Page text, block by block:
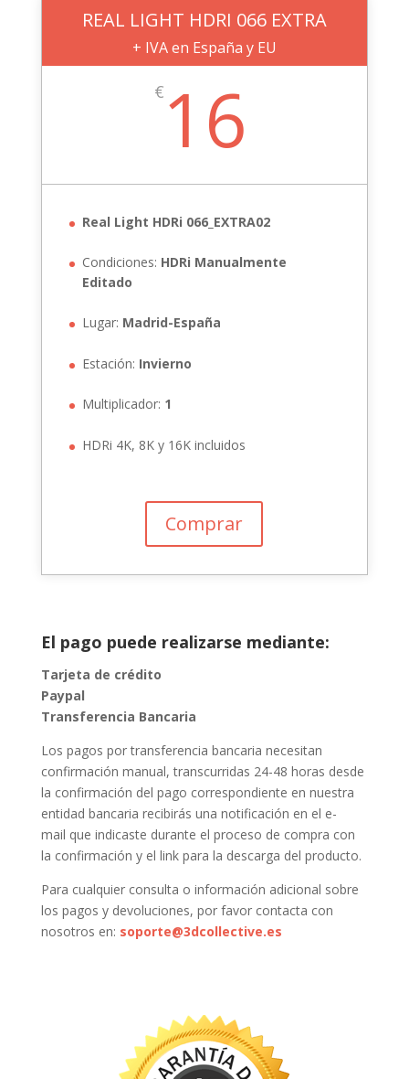
REAL LIGHT HDRI 066 EXTRA
+ IVA en España y EU
€16
Real Light HDRi 066_EXTRA02
Condiciones: HDRi Manualmente
Editado
Lugar: Madrid-España
Estación: Invierno
Multiplicador: 1
HDRi 4K, 8K y 16K incluidos
Comprar
El pago puede realizarse mediante:
Tarjeta de crédito
Paypal
Transferencia Bancaria
Los pagos por transferencia bancaria necesitan
confirmación manual, transcurridas 24-48 horas desde
la confirmación del pago correspondiente en nuestra
entidad bancaria recibirás una notificación en el e-
mail que indicaste durante el proceso de compra con
la confirmación y el link para la descarga del producto.
Para cualquier consulta o información adicional sobre
los pagos y devoluciones, por favor contacta con
nosotros en: soporte@3dcollective.es